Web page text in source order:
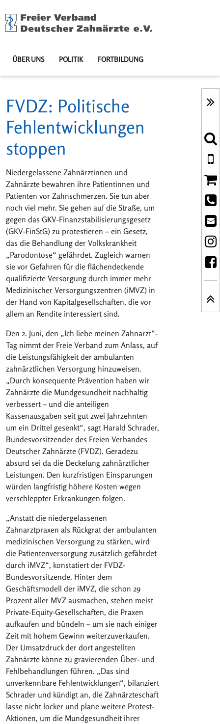
ÜBER UNS POLITIK FORTBILDUNG
FVDZ: Politische
Fehlentwicklungen
stoppen
Niedergelassene Zahnärztinnen und
Zahnärzte bewahren ihre Patientinnen und
Patienten vor Zahnschmerzen. Sie tun aber
noch viel mehr. Sie gehen auf die Straße, um
gegen das GKV-Finanzstabilisierungsgesetz
(GKV-FinStG) zu protestieren – ein Gesetz,
das die Behandlung der Volkskrankheit
„Parodontose“ gefährdet. Zugleich warnen
sie vor Gefahren für die flächendeckende
qualifizierte Versorgung durch immer mehr
Medizinischer Versorgungszentren (iMVZ) in
der Hand von Kapitalgesellschaften, die vor
allem an Rendite interessiert sind.
Den 2. Juni, den „Ich liebe meinen Zahnarzt“-
Tag nimmt der Freie Verband zum Anlass, auf
die Leistungsfähigkeit der ambulanten
zahnärztlichen Versorgung hinzuweisen.
„Durch konsequente Prävention haben wir
Zahnärzte die Mundgesundheit nachhaltig
verbessert – und die anteiligen
Kassenausgaben seit gut zwei Jahrzehnten
um ein Drittel gesenkt“, sagt Harald Schrader,
Bundesvorsitzender des Freien Verbandes
Deutscher Zahnärzte (FVDZ). Geradezu
absurd sei da die Deckelung zahnärztlicher
Leistungen. Den kurzfristigen Einsparungen
würden langfristig höhere Kosten wegen
verschleppter Erkrankungen folgen.
„Anstatt die niedergelassenen
Zahnarztpraxen als Rückgrat der ambulanten
medizinischen Versorgung zu stärken, wird
die Patientenversorgung zusätzlich gefährdet
durch iMVZ“, konstatiert der FVDZ-
Bundesvorsitzende. Hinter dem
Geschäftsmodell der iMVZ, die schon 29
Prozent aller MVZ ausmachen, stehen meist
Private-Equity-Gesellschaften, die Praxen
aufkaufen und bündeln – um sie nach einiger
Zeit mit hohem Gewinn weiterzuverkaufen.
Der Umsatzdruck der dort angestellten
Zahnärzte könne zu gravierenden Über- und
Fehlbehandlungen führen. „Das sind
unverkennbare Fehlentwicklungen“, bilanziert
Schrader und kündigt an, die Zahnärzteschaft
lasse nicht locker und plane weitere Protest-
Aktionen, um die Mundgesundheit ihrer